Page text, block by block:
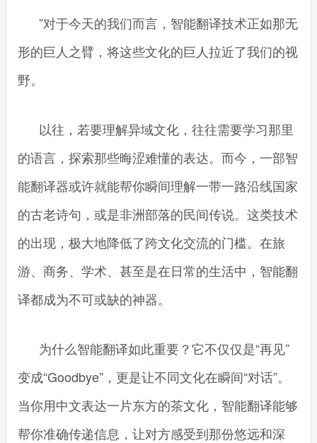
”对于今天的我们而言，智能翻译技术正如那无
形的巨人之臂，将这些文化的巨人拉近了我们的视
野。
以往，若要理解异域文化，往往需要学习那里
的语言，探索那些晦涩难懂的表达。而今，一部智
能翻译器或许就能帮你瞬间理解一带一路沿线国家
的古老诗句，或是非洲部落的民间传说。这类技术
的出现，极大地降低了跨文化交流的门槛。在旅
游、商务、学术、甚至是在日常的生活中，智能翻
译都成为不可或缺的神器。
为什么智能翻译如此重要？它不仅仅是“再见”
变成“Goodbye”，更是让不同文化在瞬间“对话”。
当你用中文表达一片东方的茶文化，智能翻译能够
帮你准确传递信息，让对方感受到那份悠远和深